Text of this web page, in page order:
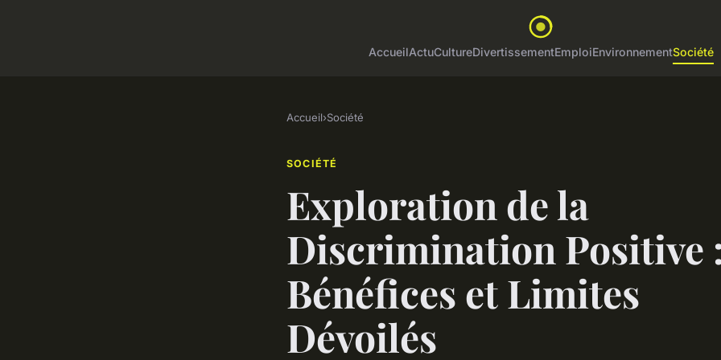
AccueilActuCultureDivertissementEmploiEnvironnementSociété
Accueil›Société
SOCIÉTÉ
Exploration de la
Discrimination Positive
Bénéfices et Limites
Dévoilés